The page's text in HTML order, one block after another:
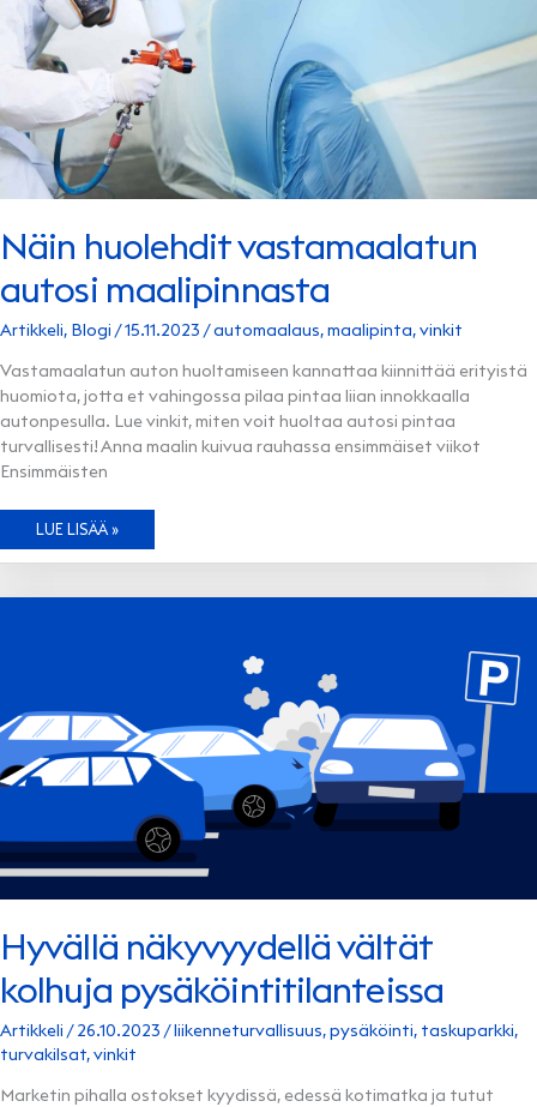
Näin huolehdit vastamaalatun
autosi maalipinnasta
Artikkeli, Blogi /15.11.2023 /automaalaus,maalipinta,vinkit
Vastamaalatun auton huoltamiseen kannattaa kiinnittää erityistä
huomiota, jotta et vahingossa pilaa pintaa liian innokkaalla
autonpesulla. Lue vinkit, miten voit huoltaa autosi pintaa
turvallisesti! Anna maalin kuivua rauhassa ensimmäiset viikot
Ensimmäisten
NÄIN
VASTAMAALATUN
LUE LISÄÄ »
Hyvällä näkyvyydellä vältät
kolhuja pysäköintitilanteissa
Artikkeli /26.10.2023 /liikenneturvallisuus,pysäköinti, taskuparkki,
turvakilsat,vinkit
Marketin pihalla ostokset kyydissä, edessä kotimatka ja tutut